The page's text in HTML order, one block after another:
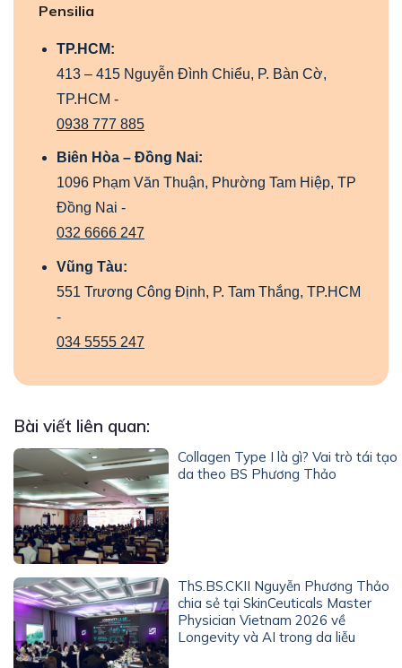
Pensilia
TP.HCM:
413 – 415 Nguyễn Đình Chiểu, P. Bàn Cờ,
TP.HCM -
0938 777 885
Biên Hòa – Đồng Nai:
1096 Phạm Văn Thuận, Phường Tam Hiệp, TP
Đồng Nai -
032 6666 247
Vũng Tàu:
551 Trương Công Định, P. Tam Thắng, TP.HCM
-
034 5555 247
Bài viết liên quan:
Collagen Type I là gì? Vai trò tái tạo
da theo BS Phương Thảo
ThS.BS.CKII Nguyễn Phương Thảo
chia sẻ tại SkinCeuticals Master
Physician Vietnam 2026 về
Longevity và AI trong da liễu